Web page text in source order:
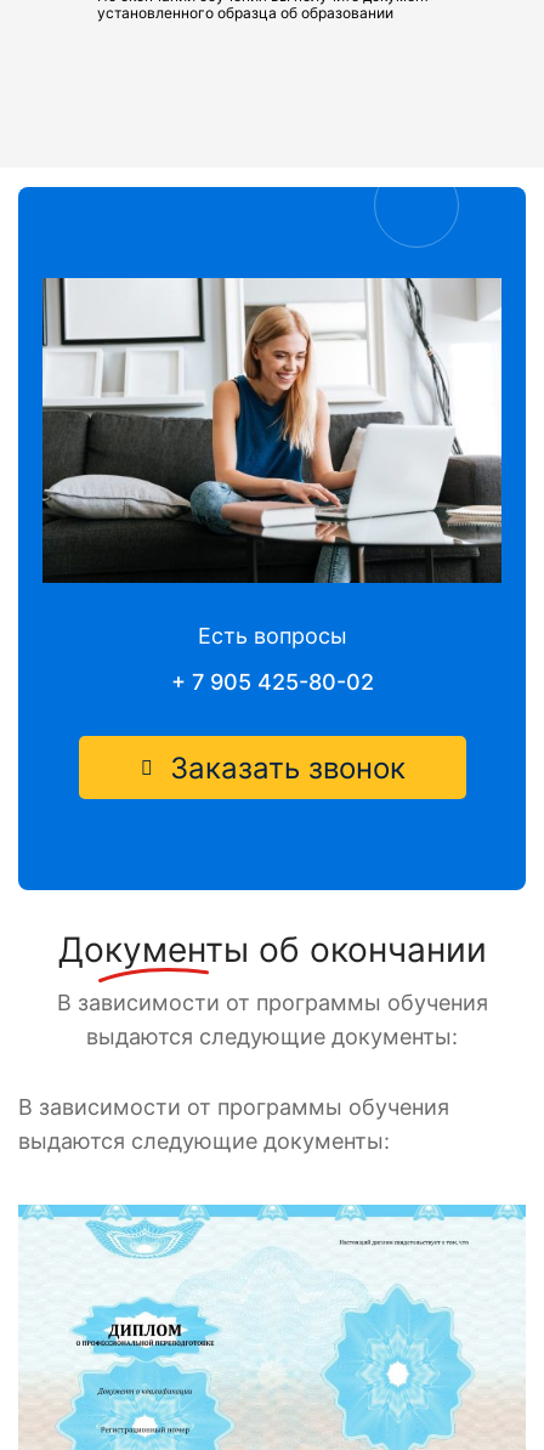
установленного образца об образовании
Есть вопросы
+ 7 905 425-80-02
Заказать звонок
Документы об окончании
В зависимости от программы обучения
выдаются следующие документы:
В зависимости от программы обучения
выдаются следующие документы: